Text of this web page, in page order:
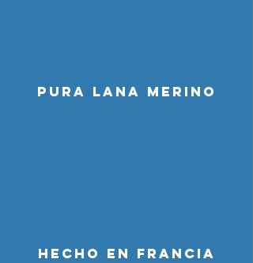
PURA LANA MERINO
HECHO EN FRANCIA